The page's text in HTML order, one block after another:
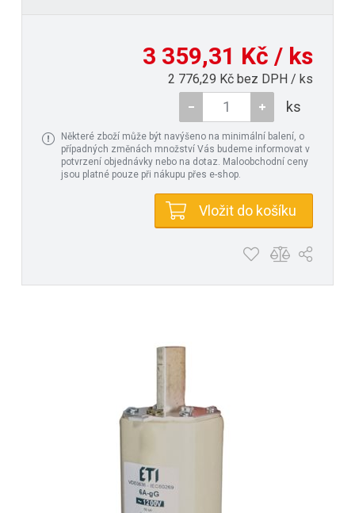
3 359,31 Kč / ks
2 776,29 Kč bez DPH / ks
ks
Některé zboží může být navýšeno na minimální balení, o
případných změnách množství Vás budeme informovat v
potvrzení objednávky nebo na dotaz. Maloobchodní ceny
jsou platné pouze při nákupu přes e-shop.
Vložit do košíku